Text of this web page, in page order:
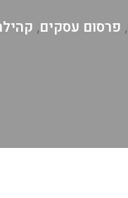
, פרסום עסקים,